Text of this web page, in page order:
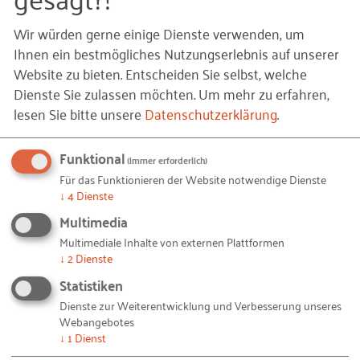
Seit 27 Jahren werden mit dem Global
Entrepreneurship Monitor (GEM) in über 50
Ländern jährlich Daten zur Gründungsaktivität und
Gründungseinstellung erhoben. Die Gründungen in
Deutschland untersucht das RKW
Kompetenzzentrum in Kooperation mit dem Johann
Heinrich von Thünen-Institut für Innovation und
Wertschöpfung in ländlichen Räumen.
Der neue GEM-Länderbericht analysiert sowohl
Gründungsaktivitäten und -einstellungen als auch
gründungsbezogene Rahmenbedingungen in
Deutschland sowie im internationalen Vergleich.
Die Ergebnisse des Länderberichts basieren auf
Befragungen von weltweit über 150.722 Bürgerinnen
Wir würden gerne einige Dienste verwenden, um
Ihnen ein bestmögliches Nutzungserlebnis auf unserer
Website zu bieten. Entscheiden Sie selbst, welche
Dienste Sie zulassen möchten.Um mehr zu erfahren,
lesen Sie bitte unsereDatenschutzerklärung.
Funktional(immer erforderlich)
Für das Funktionieren der Website notwendige Dienste
↓ 4Dienste
Multimedia
Multimediale Inhalte von externen Plattformen
↓ 2Dienste
Statistiken
Dienste zur Weiterentwicklung und Verbesserung unseres
Webangebotes
↓ 1 Dienst